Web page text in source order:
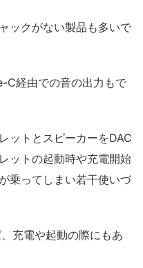
ックがない製品も多いで
C経由での音の出力もで
ットとスピーカーをDAC
ットの起動時や充電開始
乗ってしまい若干使いづ
充電や起動の際にもあ